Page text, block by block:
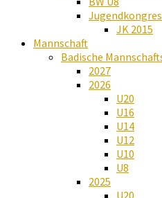
JK 2015
Mannschaft
Badische
2027
2026
U20
U16
U14
U12
U10
U8
2025
U20